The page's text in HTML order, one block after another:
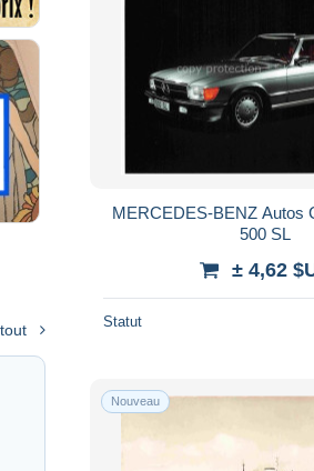
MERCEDES-BENZ Autos
500 SL
± 4,62
Statut
Nouveau